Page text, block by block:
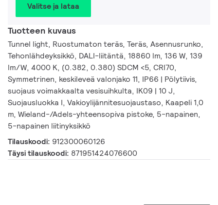
Valitse ja lataa
Tuotteen kuvaus
Tunnel light, Ruostumaton teräs, Teräs, Asennusrunko,
Tehonlähdeyksikkö, DALI-liitäntä, 18860 lm, 136 W, 139
lm/W, 4000 K, (0.382, 0.380) SDCM <5, CRI70,
Symmetrinen, keskileveä valonjako 11, IP66 | Pölytiivis,
suojaus voimakkaalta vesisuihkulta, IK09 | 10 J,
Suojausluokka I, Vakioylijännitesuojaustaso, Kaapeli 1,0
m, Wieland-/Adels-yhteensopiva pistoke, 5-napainen,
5-napainen liitinyksikkö
Tilauskoodi: 912300060126
Täysi tilauskoodi: 871951424076600